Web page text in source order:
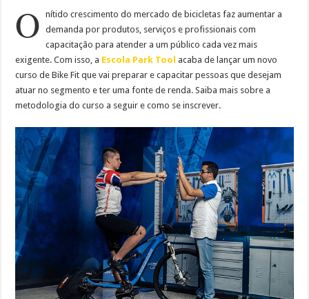
O
nítido crescimento do mercado de bicicletas faz aumentar a
demanda por produtos, serviços e profissionais com
capacitação para atender a um público cada vez mais
exigente. Com isso, a Escola Park Tool acaba de lançar um novo
curso de Bike Fit que vai preparar e capacitar pessoas que desejam
atuar no segmento e ter uma fonte de renda. Saiba mais sobre a
metodologia do curso a seguir e como se inscrever.